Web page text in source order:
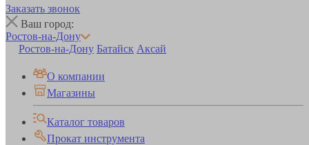
Заказать звонок
Ваш город:
Ростов-на-Дону
Ростов-на-Дону Батайск Аксай
О компании
Магазины
Каталог товаров
Прокат инструмента